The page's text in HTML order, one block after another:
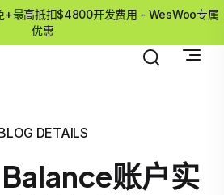
+最高抵扣$4800开发费用 - WesWoo专属
优惠
DETAILS
账户实